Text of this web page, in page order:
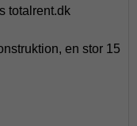
totalrent.dk
en stor 15